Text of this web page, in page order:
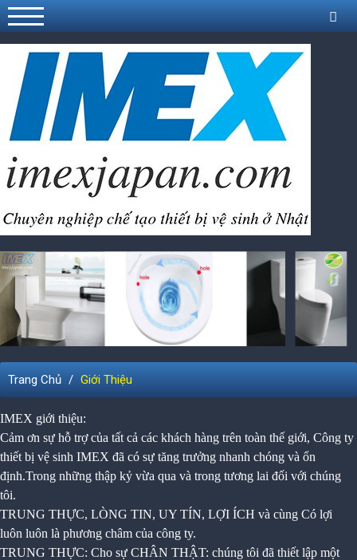
Trang Chủ Giới Thiệu
IMEX giới thiệu:
Cảm ơn sự hỗ trợ của tất cả các khách hàng trên toàn thế giới, Công ty
thiết bị vệ sinh IMEX đã có sự tăng trưởng nhanh chóng và ổn
định.Trong những thập kỷ vừa qua và trong tương lai đối với chúng
tôi.
TRUNG THỰC, LÒNG TIN, UY TÍN, LỢI ÍCH và cùng Có lợi
luôn luôn là phương châm của công ty.
TRUNG THỰC: Cho sự CHÂN THẬT: chúng tôi đã thiết lập một